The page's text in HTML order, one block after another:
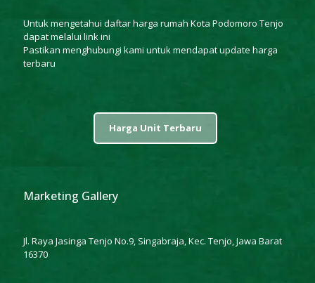
Untuk mengetahui daftar harga rumah Kota Podomoro Tenjo
dapat melalui link ini
Pastikan menghubungi kami untuk mendapat update harga
terbaru
Harga Unit Terbaru
Marketing Gallery
Jl. Raya Jasinga Tenjo No.9, Singabraja, Kec. Tenjo, Jawa Barat
16370